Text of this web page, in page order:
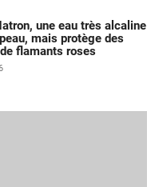
une eau très alcaline
mais protège des
flamants roses